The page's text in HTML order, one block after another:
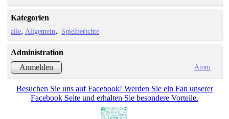
Kategorien
alle Allgemein Spielberichte
Administration
Anmelden
Atom
Besuchen Sie uns auf Facebook! Werden Sie ein Fan unserer
Facebook Seite und erhalten Sie besondere Vorteile.